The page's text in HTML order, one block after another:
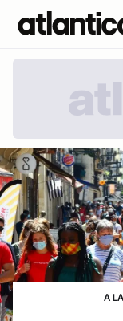
A